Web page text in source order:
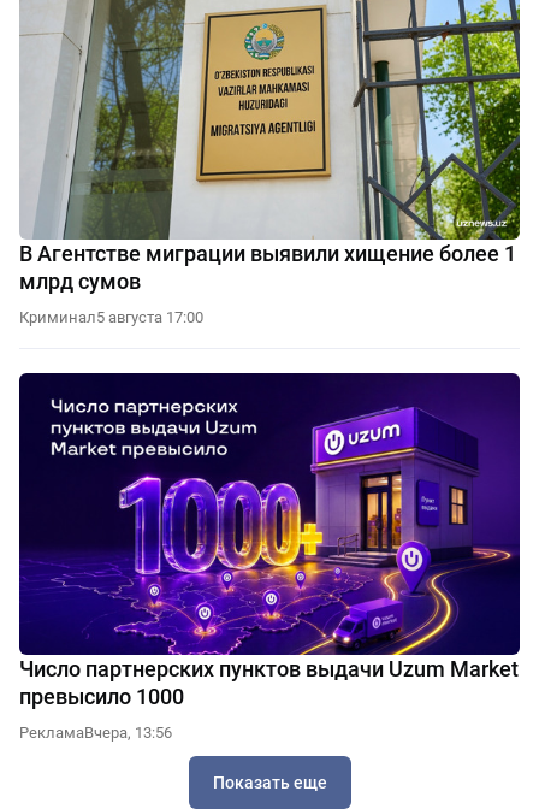
В Агентстве миграции выявили хищение более 1
млрд сумов
Криминал5 августа 17:00
Число партнерских пунктов выдачи Uzum Market
превысило 1000
РекламаВчера, 13:56
Показать еще